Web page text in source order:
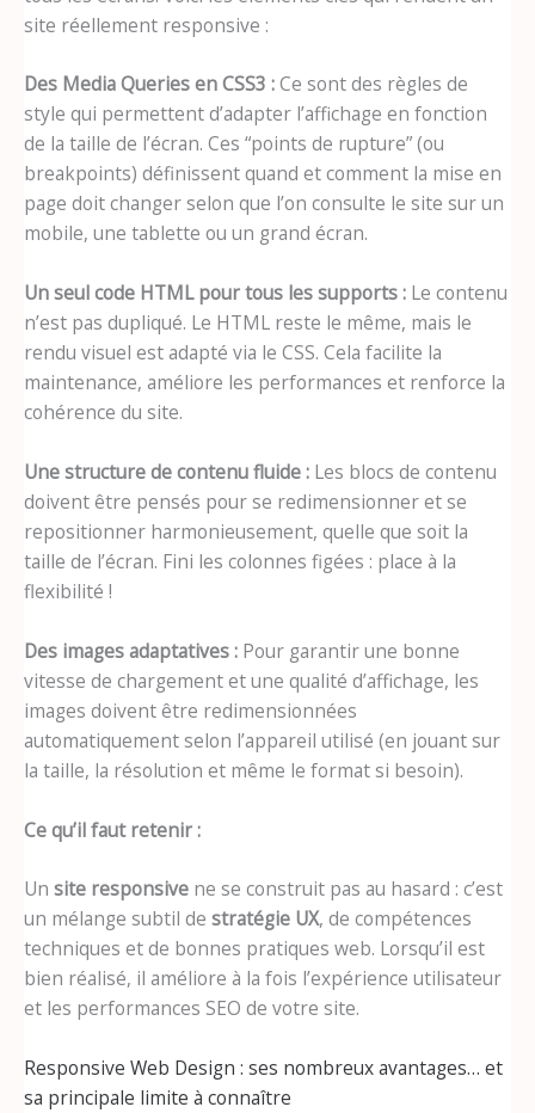
site réellement responsive :
Des Media Queries en CSS3 :Ce sont des règles de
style qui permettent d’adapter l’affichage en fonction
de la taille de l’écran. Ces “points de rupture” (ou
breakpoints) définissent quand et comment la mise en
page doit changer selon que l’on consulte le site sur un
mobile, une tablette ou un grand écran.
Un seul code HTML pour tous les supports : Le contenu
n’est pas dupliqué. Le HTML reste le même, mais le
rendu visuel est adapté via le CSS. Cela facilite la
maintenance, améliore les performances et renforce la
cohérence du site.
Une structure de contenu fluide : Les blocs de contenu
doivent être pensés pour se redimensionner et se
repositionner harmonieusement, quelle que soit la
taille de l’écran. Fini les colonnes figées : place à la
flexibilité !
Des images adaptatives : Pour garantir une bonne
vitesse de chargement et une qualité d’affichage, les
images doivent être redimensionnées
automatiquement selon l’appareil utilisé (en jouant sur
la taille, la résolution et même le format si besoin).
Ce qu’il faut retenir :
Un site responsive ne se construit pas au hasard : c’est
un mélange subtil de stratégie UX, de compétences
techniques et de bonnes pratiques web. Lorsqu’il est
bien réalisé, il améliore à la fois l’expérience utilisateur
et les performances SEO de votre site.
Responsive Web Design : ses nombreux avantages… et
sa principale limite à connaître